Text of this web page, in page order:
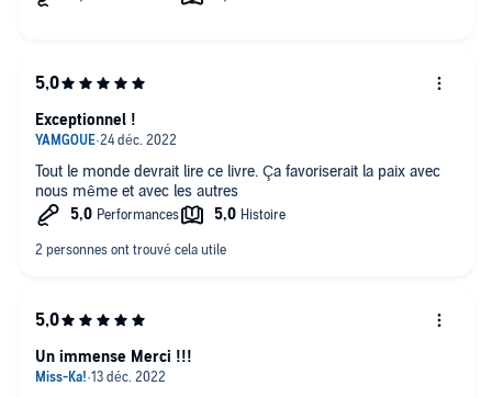
Tout le monde devrait lire ce livre. Ça favoriserait la paix avec
nous même et avec les autres
Exceptionnel !
Un immense Merci !!!